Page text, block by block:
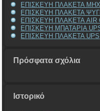
ΕΠΙΣΚΕΥΗ ΠΛΑΚΕΤΑ
ΕΠΙΣΚΕΥΗ ΠΛΑΚΕΤΑ
ΕΠΙΣΚΕΥΗ ΠΛΑΚΕΤΑ AIR
ΕΠΙΣΚΕΥΗ ΜΠΑΤΑΡΙΑ
ΕΠΙΣΚΕΥΗ ΠΛΑΚΕΤΑ UPS
Πρόσφατα σχόλια
Ιστορικό